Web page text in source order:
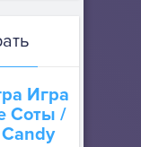
Игра
Соты /